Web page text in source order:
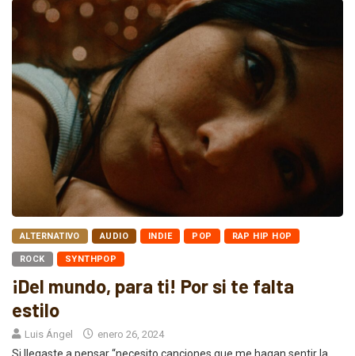
ALTERNATIVO AUDIO INDIE POP RAP HIP HOP
ROCK SYNTHPOP
¡Del mundo, para ti! Por si te falta
estilo
Luis Ángel enero 26, 2024
Si llegaste a pensar “necesito canciones que me hagan sentir la